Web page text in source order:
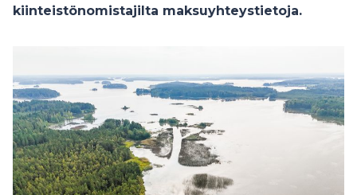
kiinteistönomistajilta maksuyhteystietoja.